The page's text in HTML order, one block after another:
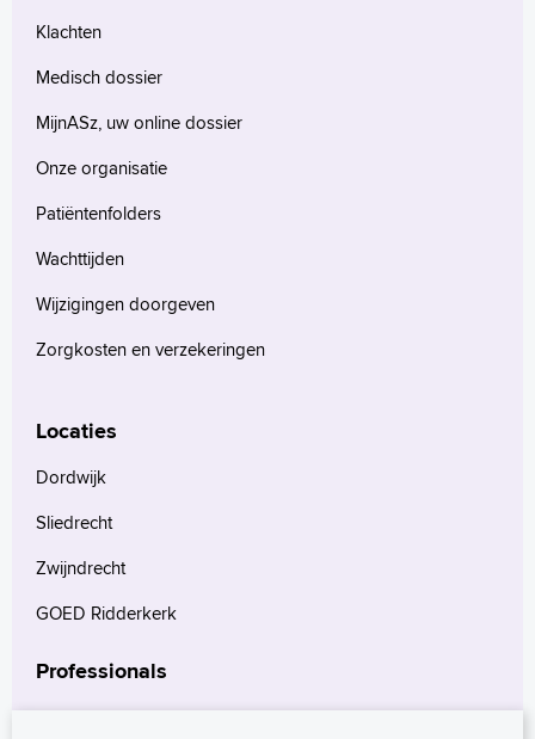
Klachten
Medisch dossier
MijnASz, uw online dossier
Onze organisatie
Patiëntenfolders
Wachttijden
Wijzigingen doorgeven
Zorgkosten en verzekeringen
Locaties
Dordwijk
Sliedrecht
Zwijndrecht
GOED Ridderkerk
Professionals
Verwijzers